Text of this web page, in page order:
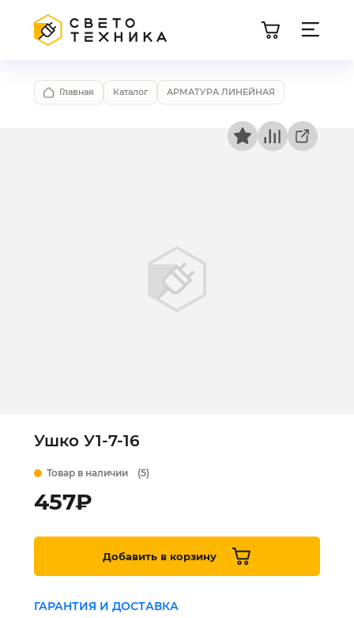
Главная Каталог АРМАТУРА ЛИНЕЙНАЯ
Ушко У1-7-16
Товар в наличии (5)
457₽
Добавить в корзину
ГАРАНТИЯ И ДОСТАВКА